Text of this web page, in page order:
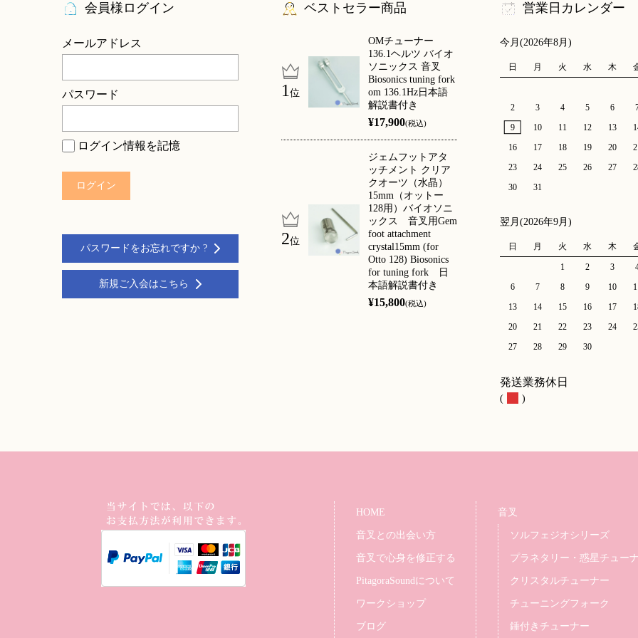
会員様ログイン
メールアドレス
パスワード
ログイン情報を記憶
パスワードをお忘れですか ?
新規ご入会はこちら
ベストセラー商品
位
OMチューナー
136.1ヘルツ バイオ
ソニックス 音叉
Biosonics tuning fork
om 136.1Hz日本語
解説書付き
¥17,900(税込)
位
ジェムフットアタ
ッチメント クリア
クオーツ（水晶）
15mm（オットー
128用）バイオソニ
ックス 音叉用Gem
foot attachment
crystal15mm (for
Otto 128) Biosonics
for tuning fork 日
本語解説書付き
¥15,800(税込)
営業日カレンダー
今月(2026年8月)
日 月 火 水 木
2 3 4 5 6
9
10 11 12 13
16
17 18 19 20
23
24 25 26 27
30
31
翌月(2026年9月)
日 月 火 水 木
1 2 3
6
7 8 9 10
13
14 15 16 17
20
21 22 23 24
27
28 29 30
発送業務休日
( )
HOME
音叉との出会い方
音叉で心身を修正する
PitagoraSoundについて
ワークショップ
ブログ
音叉
ソルフェジオシリーズ
プラネタリー・惑星チュー
クリスタルチューナー
チューニングフォーク
錘付きチューナー